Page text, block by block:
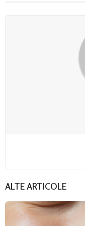
ALTE ARTICOLE